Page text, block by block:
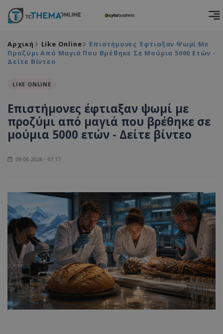
Αρχική Like Online
Επιστήμονες Έφτιαξαν Ψωμί Με
Προζύμι Από Μαγιά Που Βρέθηκε Σε Μούμια 5000 Ετών -
Δείτε Βίντεο
LIKE ONLINE
Επιστήμονες έφτιαξαν ψωμί με
προζύμι από μαγιά που βρέθηκε σε
μούμια 5000 ετών - Δείτε βίντεο
09.06.2026 - 07:17